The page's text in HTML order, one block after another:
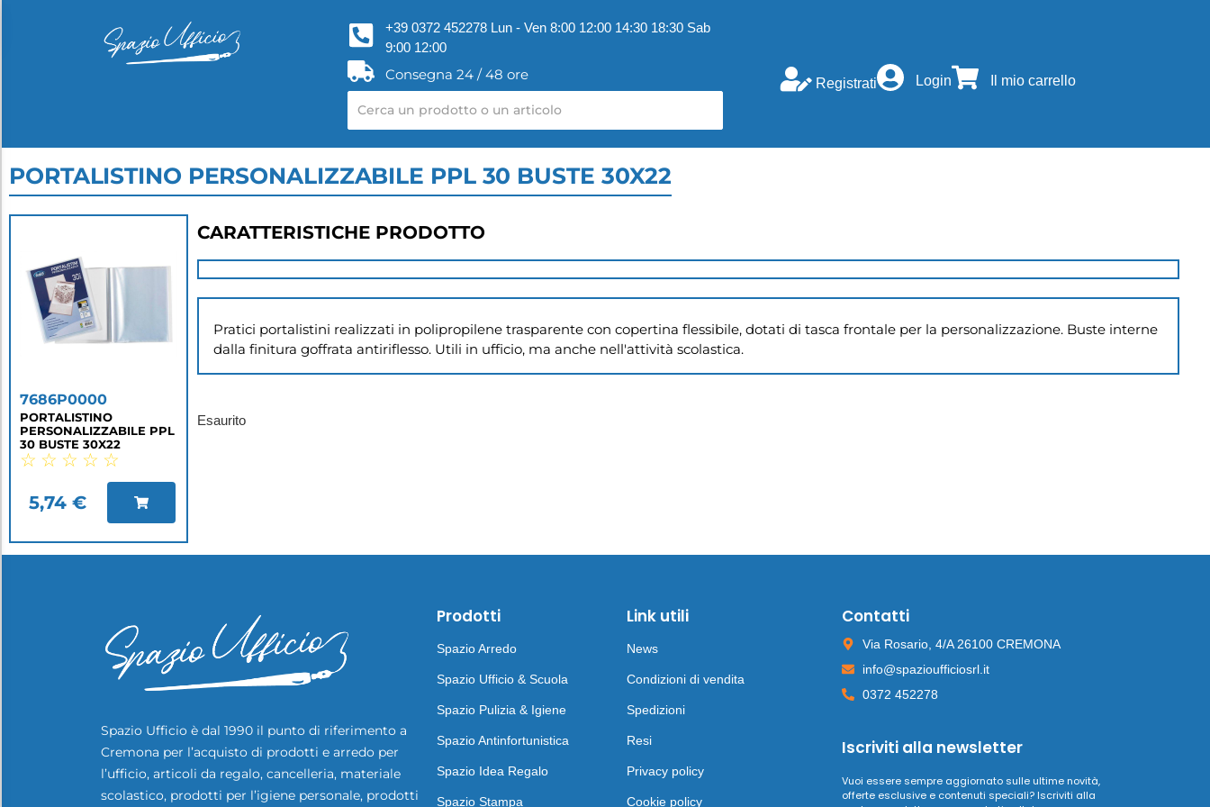
+39 0372 452278 Lun - Ven 8:00 12:00 14:30 18:30 Sab
9:00 12:00
Consegna 24 / 48 ore
Registrati Login Il mio carrello
PORTALISTINO PERSONALIZZABILE PPL 30 BUSTE 30X22
7686P0000
PORTALISTINO
PERSONALIZZABILE PPL
30 BUSTE 30X22
☆ ☆ ☆ ☆ ☆
5,74 €
CARATTERISTICHE PRODOTTO
Pratici portalistini realizzati in polipropilene trasparente con copertina flessibile, dotati di tasca frontale per la personalizzazione. Buste interne
dalla finitura goffrata antiriflesso. Utili in ufficio, ma anche nell'attività scolastica.
Esaurito
Spazio Ufficio è dal 1990 il punto di riferimento a
Cremona per l’acquisto di prodotti e arredo per
l’ufficio, articoli da regalo, cancelleria, materiale
scolastico, prodotti per l’igiene personale, prodotti
Prodotti
Spazio Arredo
Spazio Ufficio & Scuola
Spazio Pulizia & Igiene
Spazio Antinfortunistica
Spazio Idea Regalo
Spazio Stampa
Link utili
News
Condizioni di vendita
Spedizioni
Resi
Privacy policy
Cookie policy
Contatti
Via Rosario, 4/A 26100 CREMONA
info@spazioufficiosrl.it
0372 452278
Iscriviti alla newsletter
Vuoi essere sempre aggiornato sulle ultime novità,
offerte esclusive e contenuti speciali? Iscriviti alla